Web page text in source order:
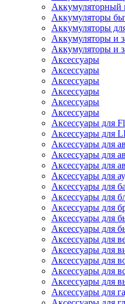
Аккумуляторный
Аккумуляторы
Аккумуляторы
Аккумуляторы и
Аккумуляторы и
Аксессуары
Аксессуары
Аксессуары
Аксессуары
Аксессуары
Аксессуары
Аксессуары для
Аксессуары для
Аксессуары для
Аксессуары для
Аксессуары для
Аксессуары для
Аксессуары для
Аксессуары для
Аксессуары для
Аксессуары для
Аксессуары для
Аксессуары для
Аксессуары для
Аксессуары для
Аксессуары для
Аксессуары для
Аксессуары для